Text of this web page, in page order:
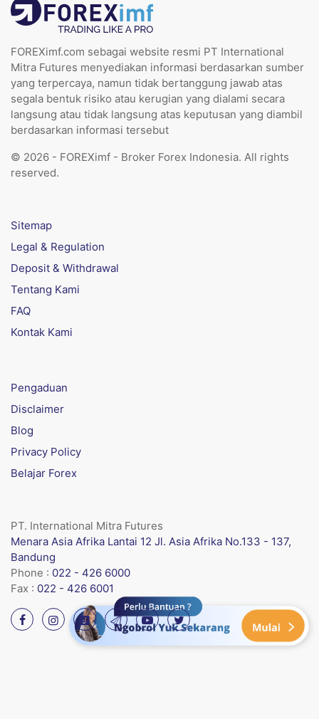
FOREXimf.com sebagai website resmi PT International
Mitra Futures menyediakan informasi berdasarkan sumber
yang terpercaya, namun tidak bertanggung jawab atas
segala bentuk risiko atau kerugian yang dialami secara
langsung atau tidak langsung atas keputusan yang diambil
berdasarkan informasi tersebut
© 2026 - FOREXimf - Broker Forex Indonesia. All rights
reserved.
Sitemap
Legal & Regulation
Deposit & Withdrawal
Tentang Kami
FAQ
Kontak Kami
Pengaduan
Disclaimer
Blog
Privacy Policy
Belajar Forex
PT. International Mitra Futures
Menara Asia Afrika Lantai 12 Jl. Asia Afrika No.133 - 137,
Bandung
Phone : 022 - 426 6000
Fax : 022 - 426 6001